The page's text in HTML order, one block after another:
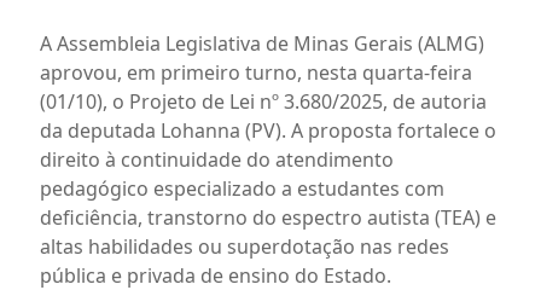
A Assembleia Legislativa de Minas Gerais (ALMG)
aprovou, em primeiro turno, nesta quarta-feira
(01/10), o Projeto de Lei nº 3.680/2025, de autoria
da deputada Lohanna (PV). A proposta fortalece o
direito à continuidade do atendimento
pedagógico especializado a estudantes com
deficiência, transtorno do espectro autista (TEA) e
altas habilidades ou superdotação nas redes
pública e privada de ensino do Estado.